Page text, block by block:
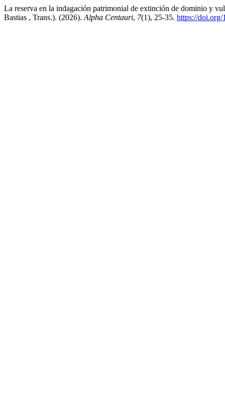
La reserva en la indagación patrimonial de extinción de dominio y
Bastias , Trans.). (2026). Alpha Centauri, 7(1), 25-35. https://doi.org/